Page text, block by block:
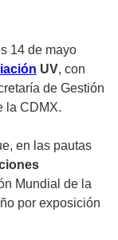
14 de mayo
UV, con
de Gestión
la CDMX.
en las pautas
Mundial de la
por exposición